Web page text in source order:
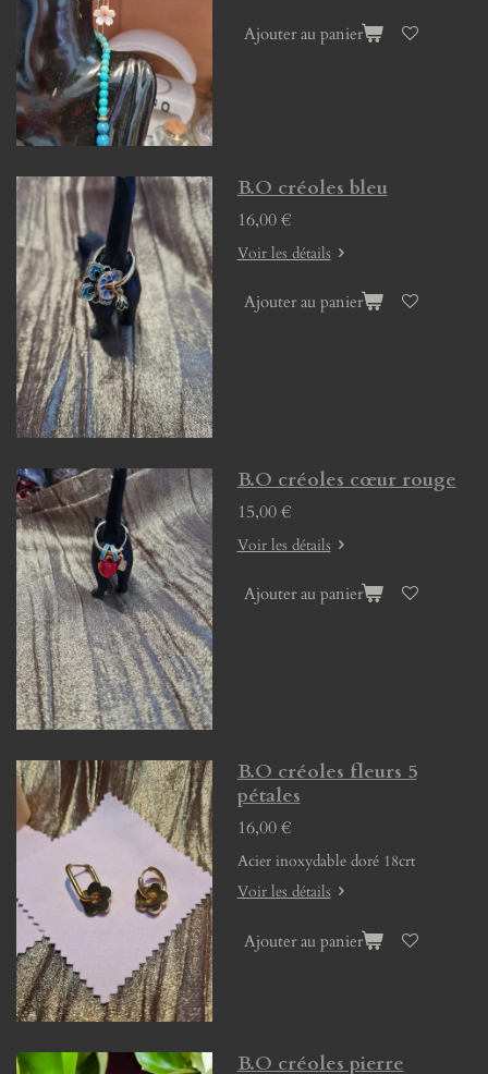
Ajouter au panier
B.O créoles bleu
16,00 €
Voir les détails
Ajouter au panier
B.O créoles cœur rouge
15,00 €
Voir les détails
Ajouter au panier
B.O créoles fleurs 5
pétales
16,00 €
Acier inoxydable doré 18crt
Voir les détails
Ajouter au panier
B.O créoles pierre